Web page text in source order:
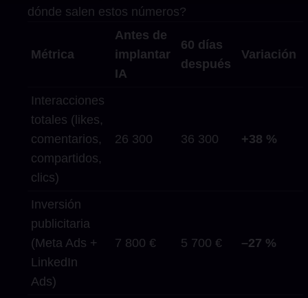
dónde salen estos números?
Métrica
Antes de
implantar
IA
60 días
después
Variación
Interacciones
totales (likes,
comentarios,
compartidos,
clics)
26 300 36 300 +38 %
Inversión
publicitaria
(Meta Ads +
LinkedIn
Ads)
7 800 € 5 700 € –27 %